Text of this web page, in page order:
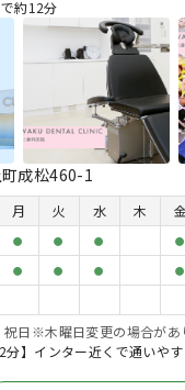
約12分
成松460-1
月 火 水 木 金
● ● ● ●
● ● ● ●
日※木曜日変更の場合があ
分】インター近くで通いや